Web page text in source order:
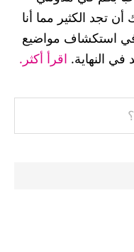
أن تجد الكثير مما أنا
استكشاف مواضيع
في النهاية. اقرأ أكثر.